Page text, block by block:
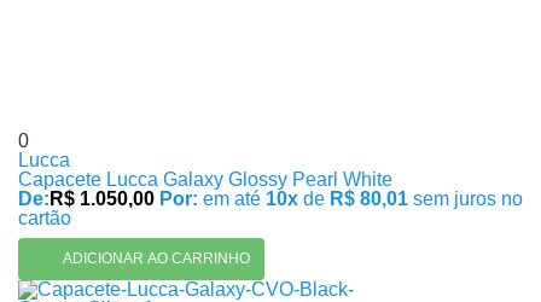
0
Lucca
Capacete Lucca Galaxy Glossy Pearl White
De: R$ 1.050,00 Por: em até 10x de R$ 80,01 sem juros no
cartão
ADICIONAR AO CARRINHO